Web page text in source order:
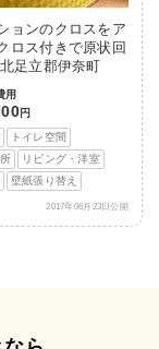
ョンのクロスをア
ロス付きで原状回
足立郡伊奈町
用
円
トイレ空間
リビング・洋室
壁紙張り替え
2017年06月23日公開